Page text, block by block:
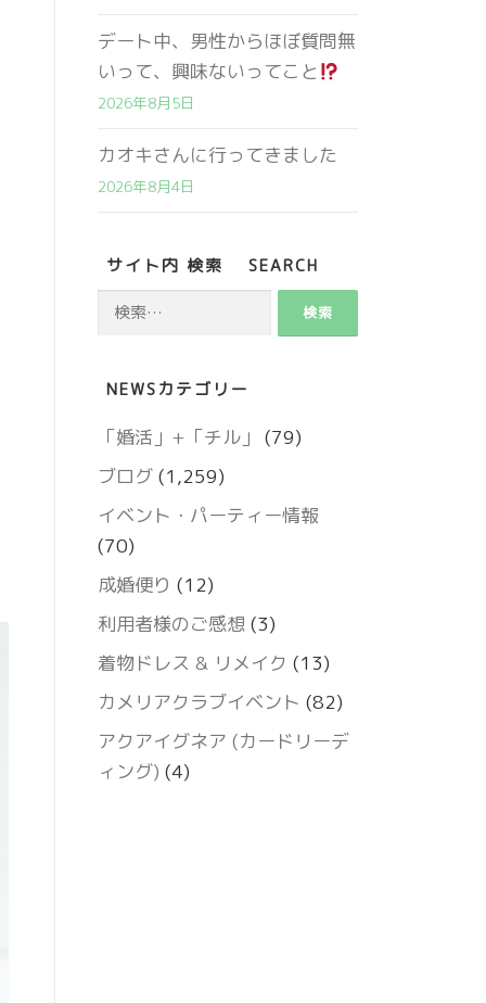
営業時間 9:00～18:00
お問い合わせ
デート中、男性からほぼ質問無
いって、興味ないってこと
2026年8月5日
カオキさんに行ってきました
2026年8月4日
サイト内 検索 SEARCH
NEWSカテゴリー
「婚活」+「チル」
(79)
ブログ (1,259)
イベント・パーティー情報
(70)
成婚便り (12)
利用者様のご感想 (3)
着物ドレス & リメイク (13)
カメリアクラブイベント (82)
アクアイグネア (カードリーデ
ィング) (4)